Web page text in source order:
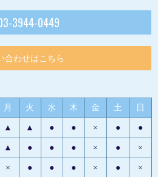
3944-0449
合わせはこちら
月 火 水 木 金 土 日
▲ ▲ ● ● × ● ●
▲ ● ● ● × ● ×
× ● ● ● × ● ×